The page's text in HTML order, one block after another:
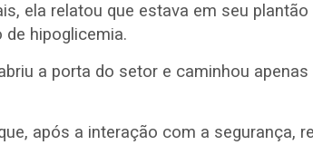
ela relatou que estava em seu
de hipoglicemia.
a porta do setor e caminhou
após a interação com a segurança,